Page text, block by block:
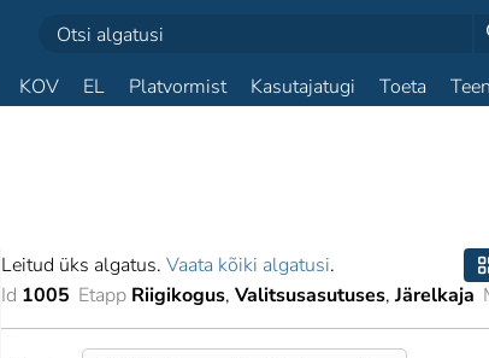
KOV EL Platvormist Kasutajatugi Toeta
Leitud üks algatus. Vaata kõiki algatusi.
Id 1005 Etapp Riigikogus Valitsusasutuses Järelkaja